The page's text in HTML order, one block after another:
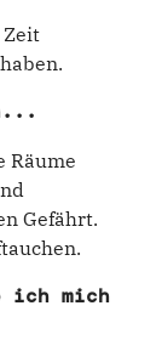
Zeit
Räume
Gefährt.
mich